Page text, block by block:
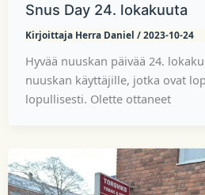
Snus Day 24. lokakuuta
Kirjoittaja Herra Daniel /2023-10-24
Hyvää nuuskan päivää 24.
nuuskan käyttäjille, jotka ovat
lopullisesti. Olette ottaneet